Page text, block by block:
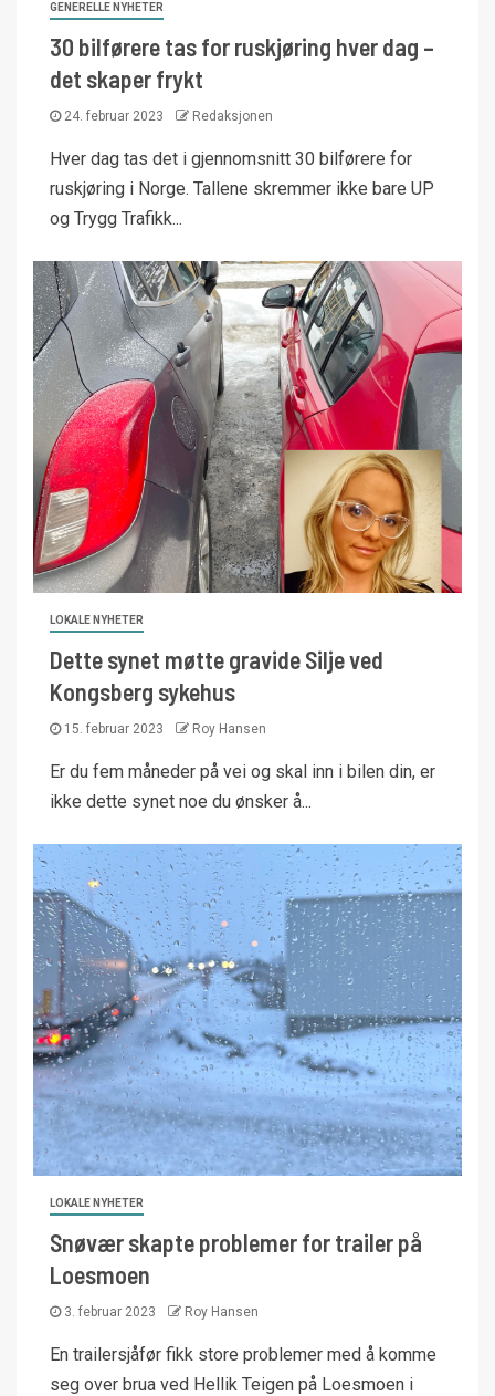
GENERELLE NYHETER
30 bilførere tas for ruskjøring hver dag –
det skaper frykt
24. februar 2023 Redaksjonen
Hver dag tas det i gjennomsnitt 30 bilførere for
ruskjøring i Norge. Tallene skremmer ikke bare UP
og Trygg Trafikk...
LOKALE NYHETER
Dette synet møtte gravide Silje ved
Kongsberg sykehus
15. februar 2023 Roy Hansen
Er du fem måneder på vei og skal inn i bilen din, er
ikke dette synet noe du ønsker å...
LOKALE NYHETER
Snøvær skapte problemer for trailer på
Loesmoen
3. februar 2023 Roy Hansen
En trailersjåfør fikk store problemer med å komme
seg over brua ved Hellik Teigen på Loesmoen i